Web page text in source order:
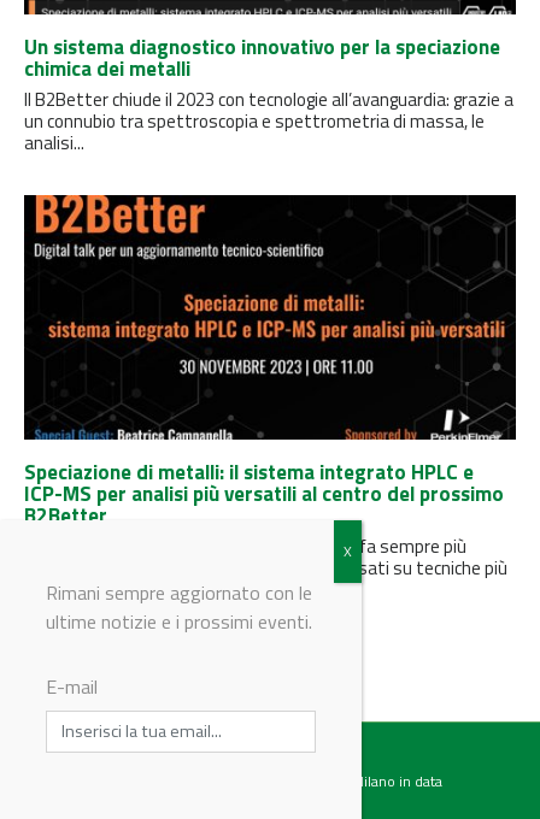
Un sistema diagnostico innovativo per la speciazione
chimica dei metalli
Il B2Better chiude il 2023 con tecnologie all’avanguardia: grazie a
un connubio tra spettroscopia e spettrometria di massa, le
analisi...
Speciazione di metalli: il sistema integrato HPLC e
ICP-MS per analisi più versatili al centro del prossimo
B2Better
Il ruolo delle analisi di speciazione chimica si fa sempre più
importante. Innovativi sistemi integrati, basati su tecniche più
tradizionali,...
Testata giornalistica registrata presso il Tribunale di Milano in data
Rimani sempre aggiornato con le
ultime notizie e i prossimi eventi.
E-mail